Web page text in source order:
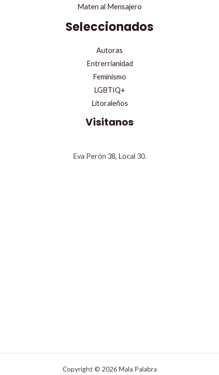
Maten al Mensajero
Seleccionados
Autoras
Entrerrianidad
Feminismo
LGBTIQ+
Litoraleños
Visitanos
Eva Perón 38, Local 30.
Copyright © 2026 Mala Palabra